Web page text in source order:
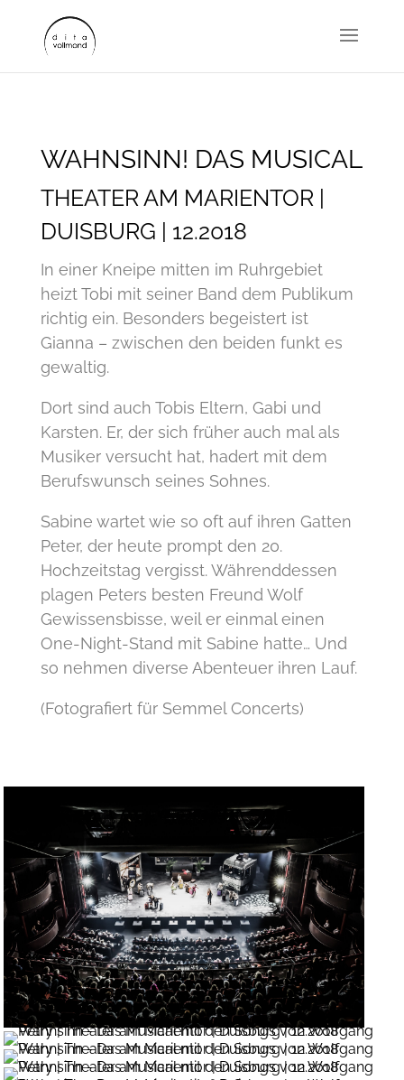
WAHNSINN! DAS MUSICAL
THEATER AM MARIENTOR |
DUISBURG | 12.2018
In einer Kneipe mitten im Ruhrgebiet
heizt Tobi mit seiner Band dem Publikum
richtig ein. Besonders begeistert ist
Gianna – zwischen den beiden funkt es
gewaltig.
Dort sind auch Tobis Eltern, Gabi und
Karsten. Er, der sich früher auch mal als
Musiker versucht hat, hadert mit dem
Berufswunsch seines Sohnes.
Sabine wartet wie so oft auf ihren Gatten
Peter, der heute prompt den 20.
Hochzeitstag vergisst. Währenddessen
plagen Peters besten Freund Wolf
Gewissensbisse, weil er einmal einen
One-Night-Stand mit Sabine hatte… Und
so nehmen diverse Abenteuer ihren Lauf.
(Fotografiert für Semmel Concerts)